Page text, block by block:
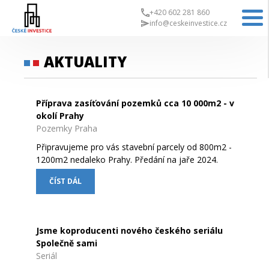
+420 602 281 860
info@ceskeinvestice.cz
AKTUALITY
Příprava zasíťování pozemků cca 10 000m2 - v
okolí Prahy
Pozemky Praha
Připravujeme pro vás stavební parcely od 800m2 -
1200m2 nedaleko Prahy. Předání na jaře 2024.
ČÍST DÁL
Jsme koproducenti nového českého seriálu
Společně sami
Seriál